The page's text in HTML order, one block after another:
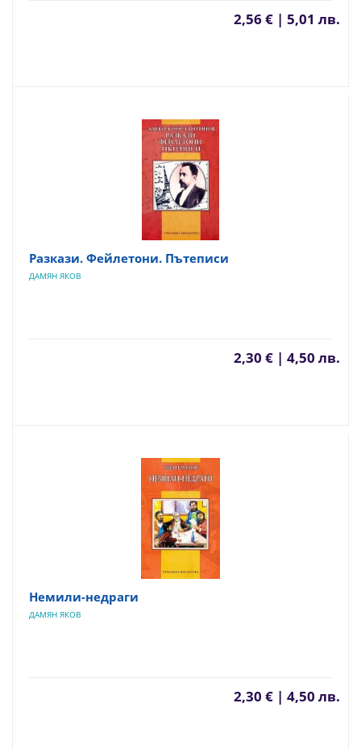
2,56 € | 5,01 лв.
Разкази. Фейлетони. Пътеписи
ДАМЯН ЯКОВ
2,30 € | 4,50 лв.
Немили-недраги
ДАМЯН ЯКОВ
2,30 € | 4,50 лв.